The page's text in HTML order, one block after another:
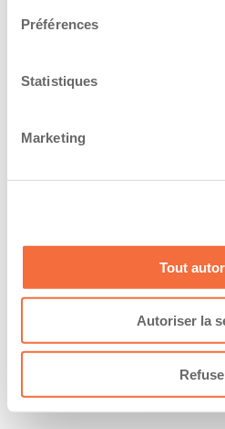
Préférences
Statistiques
Marketing
Tout
Autoriser la